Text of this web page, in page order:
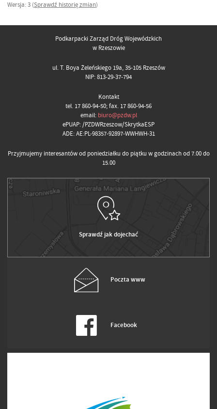
Wersja: 3 (Sprawdź historię zmian)
Podkarpacki Zarząd Dróg Wojewódzkich
w Rzeszowie
ul. T. Boya Żeleńskiego 19a, 35-105 Rzeszów
NIP: 813-29-37-794
Kontakt
tel. 17 860-94-50; fax. 17 860-94-56
email: biuro@pzdw.pl
ePUAP: /PZDWRzeszow/SkrytkaESP
ADE: AE:PL-98357-92897-WWHWH-31
Przyjmujemy interesantów od poniedziałku do piątku w godzinach od 7.00 do
15.00
Sprawdź jak dojechać
Poczta www
Facebook